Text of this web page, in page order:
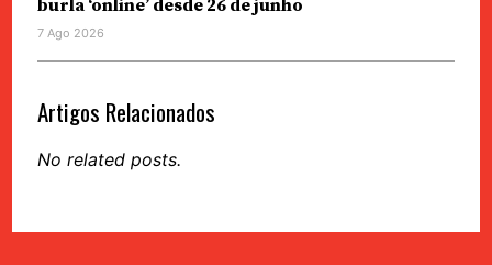
burla ‘online’ desde 26 de junho
7 Ago 2026
Artigos Relacionados
No related posts.